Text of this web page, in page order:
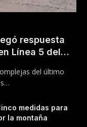
respuesta
Línea 5 del
del último
medidas para
la montaña